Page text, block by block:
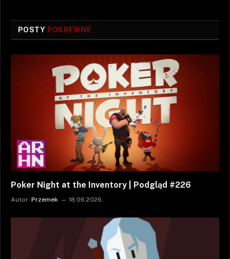
POSTY POKREWNE
Poker Night at the Inventory | Podgląd #226
Autor: Przemek 18.06.2026